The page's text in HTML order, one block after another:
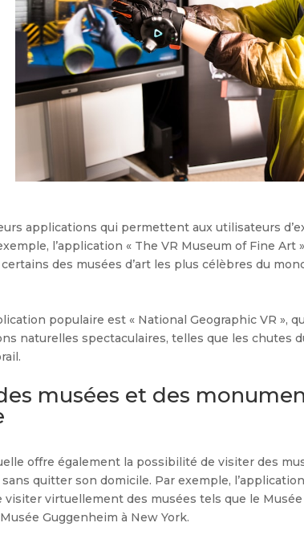
applications qui permettent aux utilisateurs
l’application « The VR Museum of Fine
des musées d’art les plus célèbres du
populaire est « National Geographic VR »,
naturelles spectaculaires, telles que les chutes
musées et des
offre également la possibilité de visiter des
quitter son domicile. Par exemple,
virtuellement des musées tels que le Musée
Guggenheim à New York.